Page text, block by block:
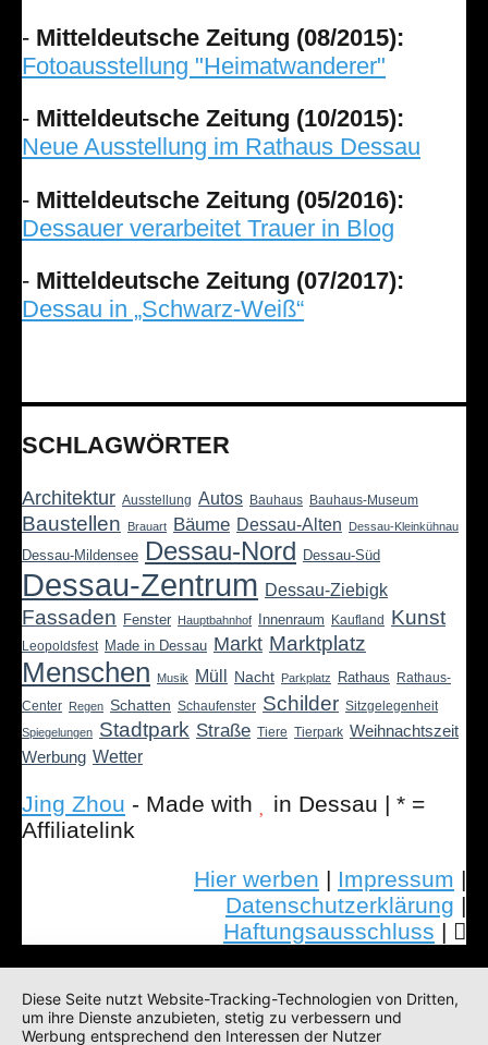
- Mitteldeutsche Zeitung (08/2015):
Fotoausstellung "Heimatwanderer"
- Mitteldeutsche Zeitung (10/2015):
Neue Ausstellung im Rathaus Dessau
- Mitteldeutsche Zeitung (05/2016):
Dessauer verarbeitet Trauer in Blog
- Mitteldeutsche Zeitung (07/2017):
Dessau in „Schwarz-Weiß“
SCHLAGWÖRTER
Architektur Ausstellung Autos Bauhaus Bauhaus-Museum
Baustellen Brauart Bäume Dessau-Alten Dessau-Kleinkühnau
Dessau-Mildensee Dessau-Nord Dessau-Süd
Dessau-Zentrum Dessau-Ziebigk
Fassaden Fenster Hauptbahnhof Innenraum Kaufland Kunst
Leopoldsfest Made in Dessau Markt Marktplatz
Menschen Musik Müll Nacht Parkplatz Rathaus
Rathaus-
Center Regen Schatten Schaufenster Schilder Sitzgelegenheit
Spiegelungen Stadtpark Straße Tiere Tierpark Weihnachtszeit
Werbung Wetter
Jing Zhou - Made with
in Dessau | * =
Affiliatelink
Hier werben | Impressum |
Datenschutzerklärung |
Haftungsausschluss |
Diese Seite nutzt Website-Tracking-Technologien von Dritten,
um ihre Dienste anzubieten, stetig zu verbessern und
Werbung entsprechend den Interessen der Nutzer